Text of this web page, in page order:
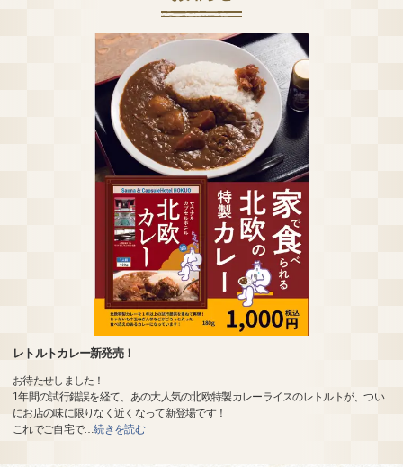
レトルトカレー新発売！
お待たせしました！
1年間の試行錯誤を経て、あの大人気の北欧特製カレーライスのレトルトが、つい
にお店の味に限りなく近くなって新登場です！
これでご自宅で…続きを読む